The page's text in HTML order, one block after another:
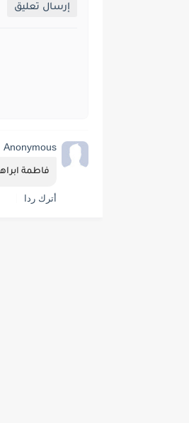
إرسال تعليق
Anonymous
فاطمة
أترك ردا